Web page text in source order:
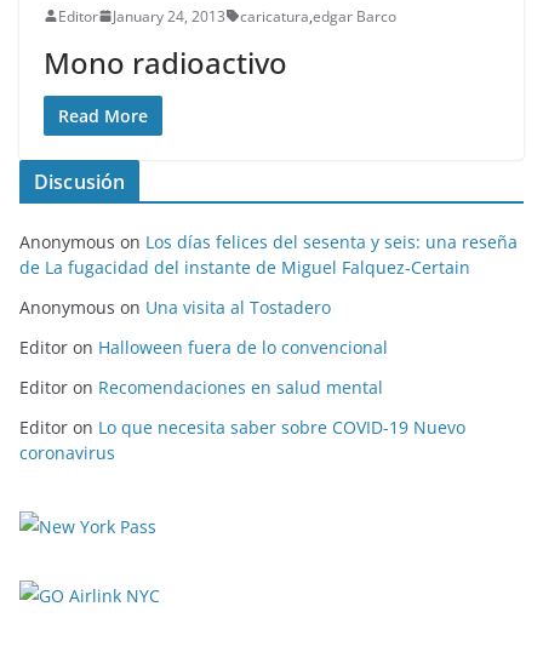
Editor January 24, 2013 caricatura,edgar Barco
Mono radioactivo
Read More
Discusión
Anonymous on Los días felices del sesenta y seis: una reseña
de La fugacidad del instante de Miguel Falquez-Certain
Anonymous on Una visita al Tostadero
Editor on Halloween fuera de lo convencional
Editor on Recomendaciones en salud mental
Editor on Lo que necesita saber sobre COVID-19 Nuevo
coronavirus